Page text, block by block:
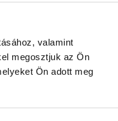
valamint
megosztjuk az Ön
Ön adott meg
TOVÁBBI